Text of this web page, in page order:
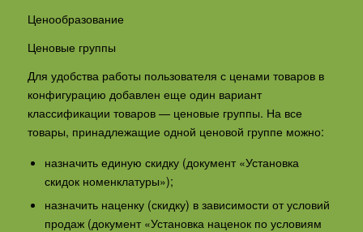
Ценообразование
Ценовые группы
Для удобства работы пользователя с ценами товаров в
конфигурацию добавлен еще один вариант
классификации товаров — ценовые группы. На все
товары, принадлежащие одной ценовой группе можно:
назначить единую скидку (документ «Установка
скидок номенклатуры»);
назначить наценку (скидку) в зависимости от условий
продаж (документ «Установка наценок по условиям